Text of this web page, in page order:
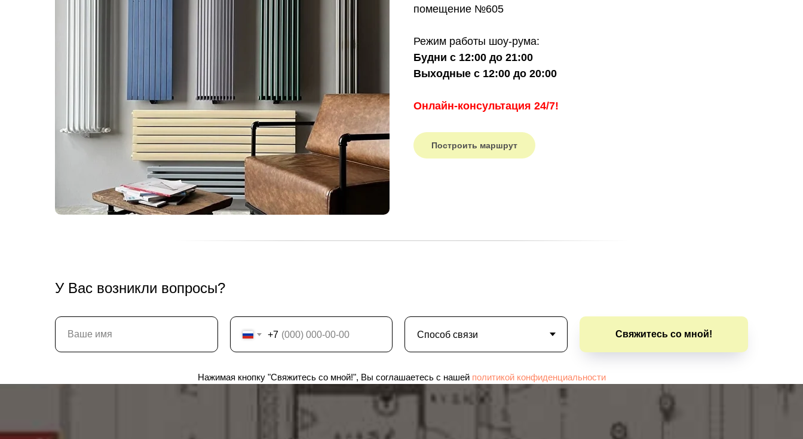
помещение №605
Режим работы шоу-рума:
Будни с 12:00 до 21:00
Выходные с 12:00 до 20:00
Онлайн-консультация 24/7!
Построить маршрут
У Вас возникли вопросы?
+7 Свяжитесь со мной!
Нажимая кнопку "Свяжитесь со мной!", Вы соглашаетесь с нашей политикой конфиденциальности